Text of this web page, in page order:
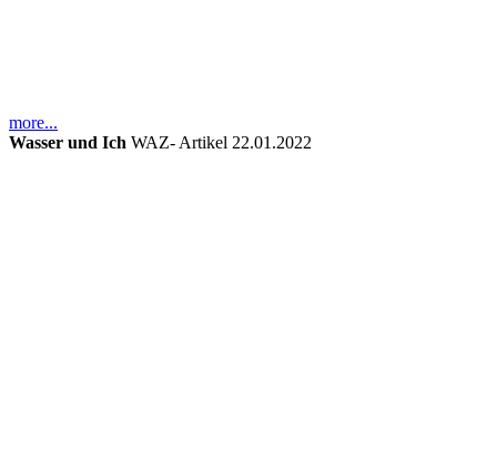
more...
Wasser und Ich WAZ- Artikel 22.01.2022